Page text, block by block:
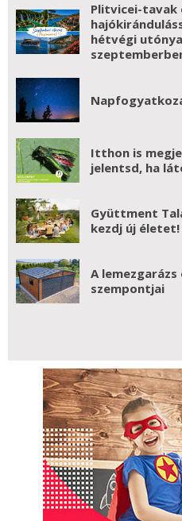
Plitvicei-tavak
hétvégi
Itthon is
jelentsd, ha
Gyüttment
kezdj új életet!
A
szempontjai